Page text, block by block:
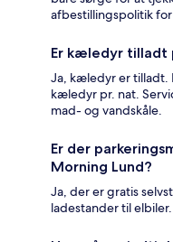
afbestillingspolitik
Er kæledyr tilladt
Ja, kæledyr er tilladt.
kæledyr pr. nat.
mad- og vandskåle.
Er der
Morning Lund?
Ja, der er gratis
ladestander til elbiler.